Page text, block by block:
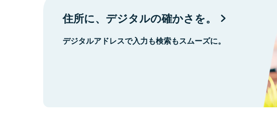
住所に、デジタルの確かさを。
デジタルアドレスで入力も検索もスムーズに。